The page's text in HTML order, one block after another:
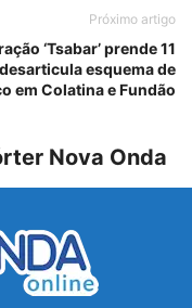
Próximo artigo
‘Tsabar’ prende 11
esquema de
em Colatina e Fundão
Nova Onda